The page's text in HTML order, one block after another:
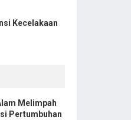
Kecelakaan
Melimpah
Pertumbuhan